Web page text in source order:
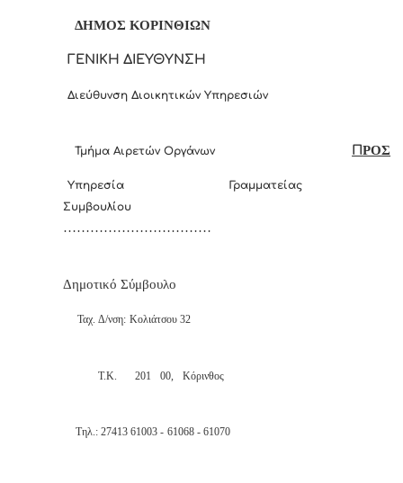
ΔΗΜΟΣ
ΓΕΝΙΚΗ ΔΙΕΥΘΥΝΣΗ
Διεύθυνση Διοικητικών Υπηρεσιών
Τμήμα Αιρετών Οργάνων ΠΡΟΣ
Υπηρεσία Γραμματείας
Συμβουλίου
……………………………
Δημοτικό Σύμβουλο
Ταχ. Δ/νση: Κολιάτσου 32
Τ.Κ. 201 00, Κόρινθος
Τηλ.: 27413 61003 - 61068 - 61070